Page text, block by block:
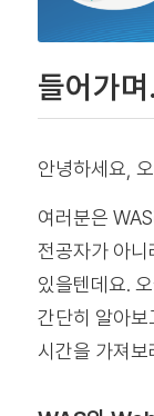
들어가
안녕하세요,
여러분은
전공자가 아
있을텐데요.
간단히 알아
시간을 가져보